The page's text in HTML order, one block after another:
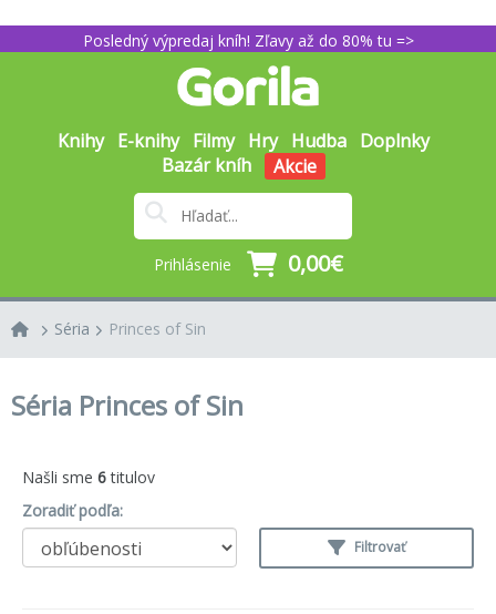
Posledný výpredaj kníh! Zľavy až do 80% tu =>
Knihy E-knihy Filmy Hry Hudba Doplnky
Bazár kníh
Akcie
Prihlásenie 0,00€
Séria Princes of Sin
Séria Princes of Sin
Našli sme 6titulov
Zoradiť podľa:
Filtrovať